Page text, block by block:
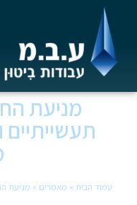
מניעת
עמוד הבית»מאמרים»מניעת